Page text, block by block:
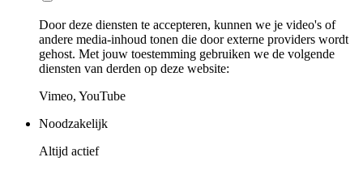
Door deze diensten te accepteren, kunnen we je video's of
andere media-inhoud tonen die door externe providers wordt
gehost. Met jouw toestemming gebruiken we de volgende
diensten van derden op deze website:
Vimeo, YouTube
Noodzakelijk
Altijd actief